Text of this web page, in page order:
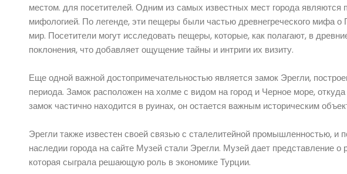
местом. для посетителей. Одним из самых известных мест города
мифологией. По легенде, эти пещеры были частью древнегреческого мифа
мир. Посетители могут исследовать пещеры, которые, как полагают, в
поклонения, что добавляет ощущение тайны и интриги их визиту.
Еще одной важной достопримечательностью является замок Эрегли,
периода. Замок расположен на холме с видом на город и Черное море,
замок частично находится в руинах, он остается важным историческим
Эрегли также известен своей связью с сталелитейной промышленностью,
наследии города на сайте Музей стали Эрегли. Музей дает представление
которая сыграла решающую роль в экономике Турции.